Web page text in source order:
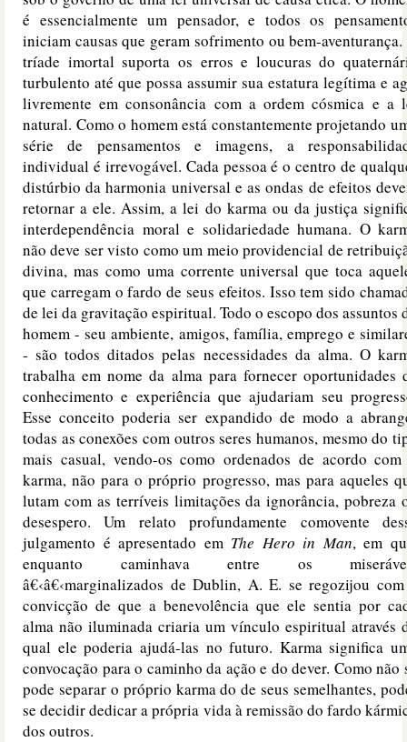
é essencialmente um pensador, e todos os
iniciam causas que geram sofrimento ou bem-
tríade imortal suporta os erros e loucuras do
turbulento até que possa assumir sua estatura legítima e
livremente em consonância com a ordem cósmica e a
natural. Como o homem está constantemente projetando
série de pensamentos e imagens, a
individual é irrevogável. Cada pessoa é o centro de
distúrbio da harmonia universal e as ondas de efeitos
retornar a ele. Assim, a lei do karma ou da justiça
interdependência moral e solidariedade humana. O
não deve ser visto como um meio providencial de
divina, mas como uma corrente universal que toca
que carregam o fardo de seus efeitos. Isso tem sido
de lei da gravitação espiritual. Todo o escopo dos assuntos
homem - seu ambiente, amigos, família, emprego e
- são todos ditados pelas necessidades da alma. O
trabalha em nome da alma para fornecer oportunidades
conhecimento e experiência que ajudariam seu
Esse conceito poderia ser expandido de modo a
todas as conexões com outros seres humanos, mesmo do
mais casual, vendo-os como ordenados de acordo
karma, não para o próprio progresso, mas para aqueles
lutam com as terríveis limitações da ignorância, pobreza
desespero. Um relato profundamente comovente
julgamento é apresentado em The Hero in Man, em
enquanto caminhava entre os
â€‹â€‹marginalizados de Dublin, A. E. se regozijou
convicção de que a benevolência que ele sentia por
alma não iluminada criaria um vínculo espiritual através
qual ele poderia ajudá-las no futuro. Karma significa
convocação para o caminho da ação e do dever. Como não
pode separar o próprio karma do de seus semelhantes,
se decidir dedicar a própria vida à remissão do fardo
dos outros.